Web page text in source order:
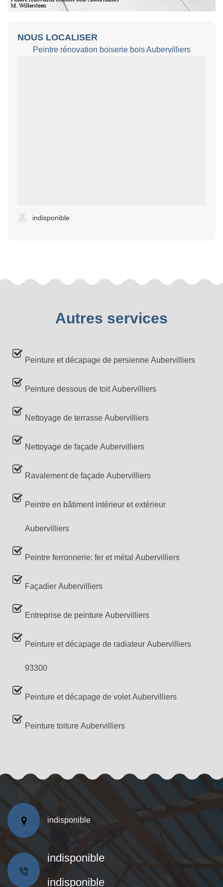
NOUS LOCALISER
Peintre rénovation boiserie bois Aubervilliers
indisponible
Autres services
Peinture et décapage de persienne Aubervilliers
Peinture dessous de toit Aubervilliers
Nettoyage de terrasse Aubervilliers
Nettoyage de façade Aubervilliers
Ravalement de façade Aubervilliers
Peintre en bâtiment intérieur et extérieur
Aubervilliers
Peintre ferronnerie: fer et métal Aubervilliers
Façadier Aubervilliers
Entreprise de peinture Aubervilliers
Peinture et décapage de radiateur Aubervilliers
93300
Peinture et décapage de volet Aubervilliers
Peinture toiture Aubervilliers
indisponible
indisponible
indisponible